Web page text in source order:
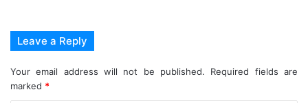
Leave a Reply
Your email address will not be published.
Required fields are
marked *